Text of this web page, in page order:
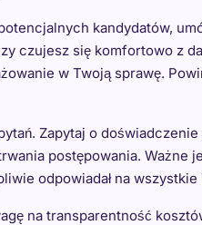
kandydatów,
czujesz się komfortowo z
w Twoją sprawę.
Zapytaj o
postępowania. Ważne
odpowiadał na
na transparentność